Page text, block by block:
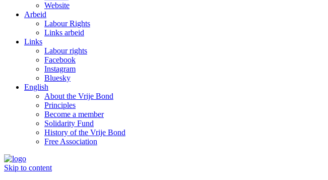
Website
Arbeid
Labour Rights
Links arbeid
Links
Labour rights
Facebook
Instagram
Bluesky
English
About the Vrije Bond
Principles
Become a member
Solidarity Fund
History of the Vrije Bond
Free Association
Skip to content